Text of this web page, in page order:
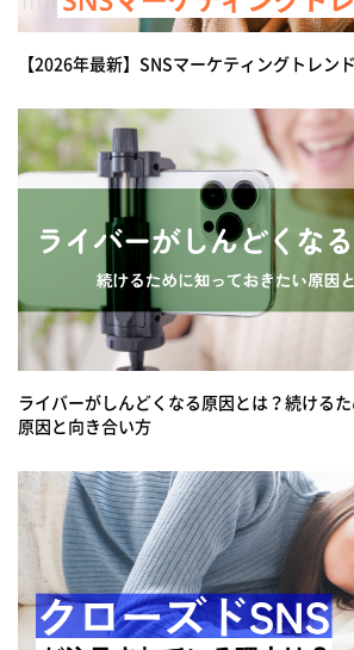
【2026年最新】SNSマーケティングトレン
ライバーがしんどくなる原因とは？続ける
原因と向き合い方